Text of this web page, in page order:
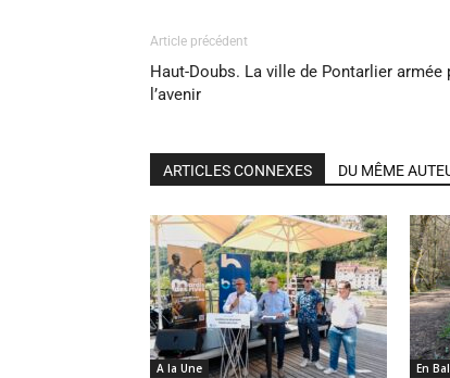
Article précédent
Haut-Doubs. La ville de Pontarlier armée
l’avenir
ARTICLES CONNEXES DU MÊME
A la Une En